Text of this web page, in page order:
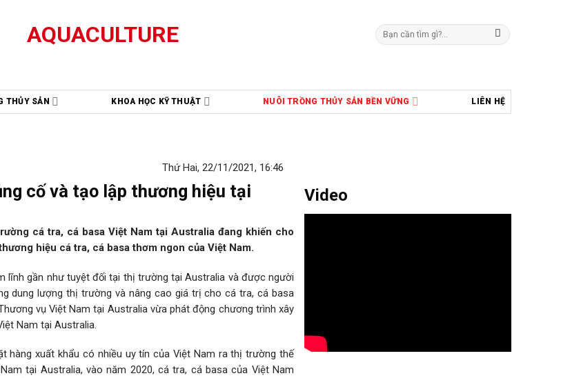
Tìm
kiếm:
THỦY SẢN KHOA HỌC KỸ THUẬT NUÔI TRỒNG THỦY SẢN BỀN VỮNG LIÊN HỆ
Thứ Hai, 22/11/2021, 16:46
cố và tạo lập thương hiệu tại
cá tra, cá basa Việt Nam tại Australia đang khiến cho
hiệu cá tra, cá basa thơm ngon của Việt Nam.
lĩnh gần như tuyệt đối tại thị trường tại Australia và được người
dung lượng thị trường và nâng cao giá trị cho cá tra, cá basa
vụ Việt Nam tại Australia vừa phát động chương trình xây
Nam tại Australia.
hàng xuất khẩu có nhiều uy tín của Việt Nam ra thị trường thế
tại Australia, vào năm 2020, cá tra, cá basa của Việt Nam
Video